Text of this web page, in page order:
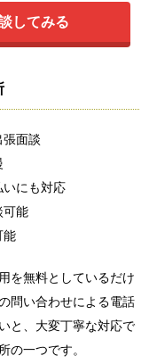
してみる
張面談
いにも対応
可能
能
を無料としているだけ
問い合わせによる電話
と、大変丁寧な対応で
の一つです。